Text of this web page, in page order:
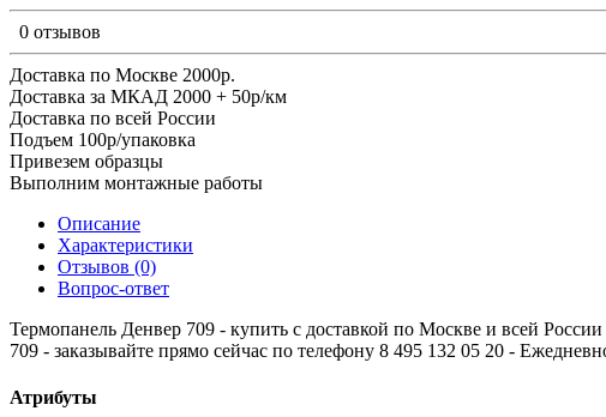
0 отзывов
Доставка по Москве 2000р.
Доставка за МКАД 2000 + 50р/км
Доставка по всей России
Подъем 100р/упаковка
Привезем образцы
Выполним монтажные работы
Описание
Характеристики
Отзывов (0)
Вопрос-ответ
Термопанель Денвер 709 - купить с доставкой по Москве и всей
709 - заказывайте прямо сейчас по телефону 8 495 132 05 20 -
Атрибуты